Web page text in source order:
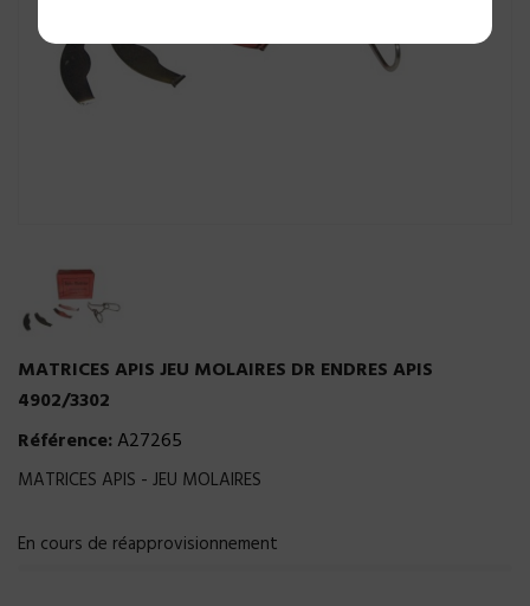
MATRICES APIS JEU MOLAIRES DR ENDRES APIS
4902/3302
Référence:A27265
MATRICES APIS - JEU MOLAIRES
En cours de réapprovisionnement